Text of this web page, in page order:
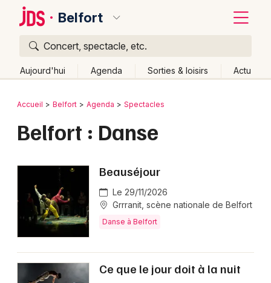
Belfort
Concert, spectacle, etc.
Aujourd'hui Agenda Sorties & loisirs Actu
Publier un événement
Grands événements
Activité & Expérience
Manifestations
Foires & salons
Bordeaux
Lyon
Marseille
Mulhouse
Montpellier
Retour
Accueil Belfort Agenda Spectacles
Belfort : Danse
Beauséjour
Le 29/11/2026
Grrranit, scène nationale de Belfort
Danse à Belfort
Ce que le jour doit à la nuit
Quoi ?
Où ?
Franche-Comté
Partout Près de moi
Ce week-end